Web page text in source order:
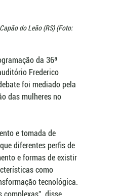
do Leão (RS) (Foto:
da 36ª
Frederico
foi mediado pela
das mulheres no
e tomada de
diferentes perfis de
e formas de existir
como
tecnológica.